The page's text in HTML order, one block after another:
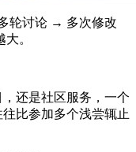
轮讨论 → 多次修改
。
还是社区服务，一个
比参加多个浅尝辄止